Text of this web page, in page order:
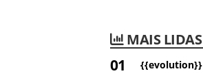
MAIS LIDAS
{{evolution}}